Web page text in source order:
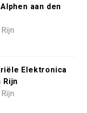
aan den
Elektronica
Rijn